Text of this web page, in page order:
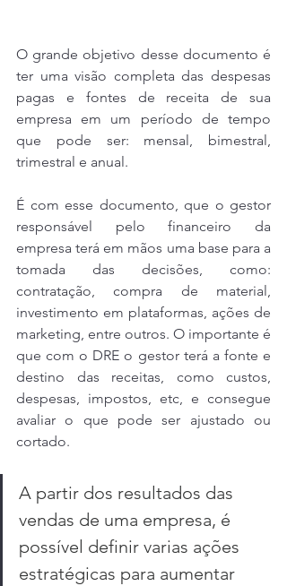
O grande objetivo desse documento é
ter uma visão completa das despesas
pagas e fontes de receita de sua
empresa em um período de tempo
que pode ser: mensal, bimestral,
trimestral e anual.
É com esse documento, que o gestor
responsável pelo financeiro da
empresa terá em mãos uma base para a
tomada das decisões, como:
contratação, compra de material,
investimento em plataformas, ações de
marketing, entre outros. O importante é
que com o DRE o gestor terá a fonte e
destino das receitas, como custos,
despesas, impostos, etc, e consegue
avaliar o que pode ser ajustado ou
cortado.
A partir dos resultados das
vendas de uma empresa, é
possível definir varias ações
estratégicas para aumentar